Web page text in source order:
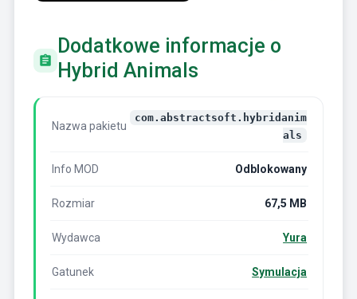
Dodatkowe informacje o
Hybrid Animals
Nazwa pakietu
com.abstractsoft.hybridanim
als
Info MOD Odblokowany
Rozmiar 67,5 MB
Wydawca Yura
Gatunek Symulacja